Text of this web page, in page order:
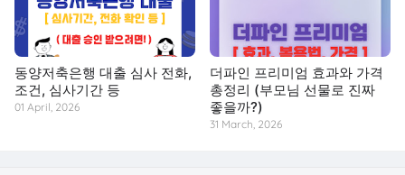
동양저축은행 대출 심사 전화,
조건, 심사기간 등
01 April, 2026
더파인 프리미엄 효과와 가격
총정리 (부모님 선물로 진짜
좋을까?)
31 March, 2026